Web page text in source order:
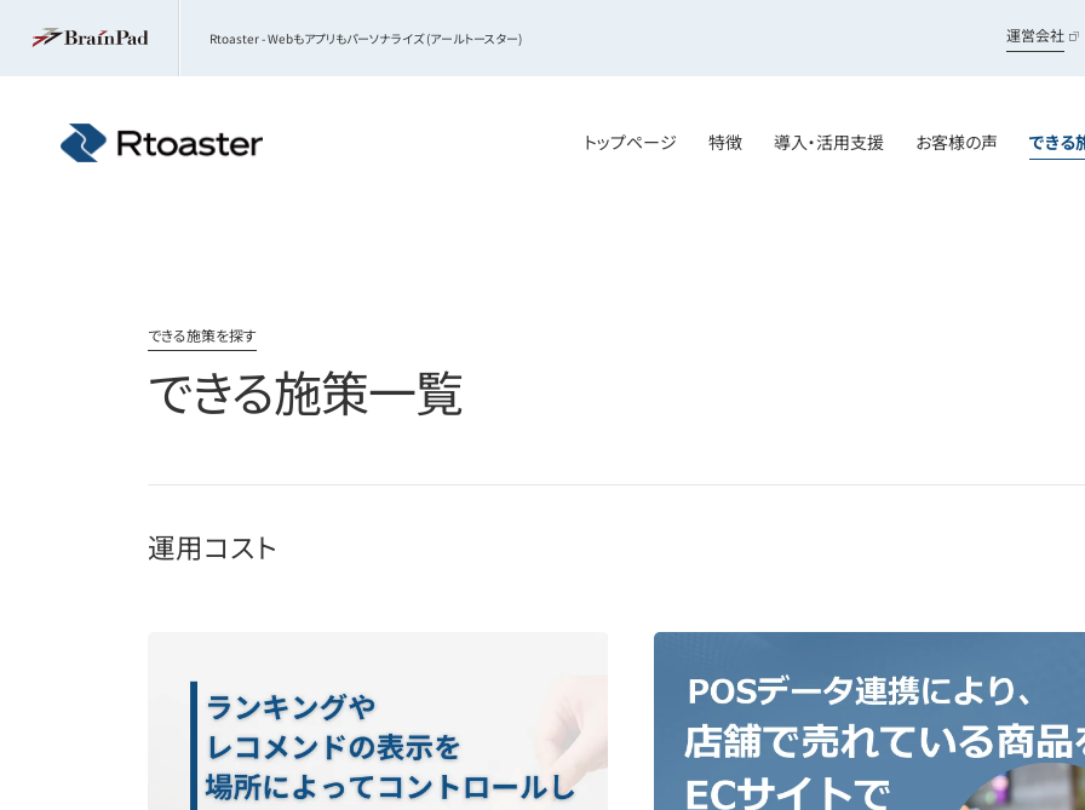
Rtoaster - Webもアプリもパーソナライズ (アールトースター) 運営会社
トップページ 特徴 導入・活用支援 お客様の声 できる
できる施策を探す
できる施策一覧
運用コスト